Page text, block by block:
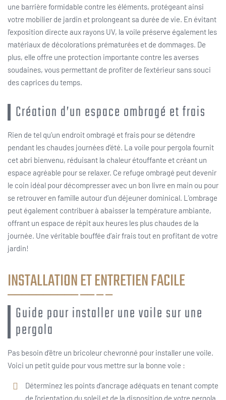
une barrière formidable contre les éléments, protégeant ainsi
votre mobilier de jardin et prolongeant sa durée de vie. En évitant
l’exposition directe aux rayons UV, la voile préserve également les
matériaux de décolorations prématurées et de dommages. De
plus, elle offre une protection importante contre les averses
soudaines, vous permettant de profiter de l’extérieur sans souci
des caprices du temps.
Création d’un espace ombragé et frais
Rien de tel qu’un endroit ombragé et frais pour se détendre
pendant les chaudes journées d’été. La voile pour pergola fournit
cet abri bienvenu, réduisant la chaleur étouffante et créant un
espace agréable pour se relaxer. Ce refuge ombragé peut devenir
le coin idéal pour décompresser avec un bon livre en main ou pour
se retrouver en famille autour d’un déjeuner dominical. L’ombrage
peut également contribuer à abaisser la température ambiante,
offrant un espace de répit aux heures les plus chaudes de la
journée. Une véritable bouffée d’air frais tout en profitant de votre
jardin!
INSTALLATION ET ENTRETIEN FACILE
Guide pour installer une voile sur une
pergola
Pas besoin d’être un bricoleur chevronné pour installer une voile.
Voici un petit guide pour vous mettre sur la bonne voie :
Déterminez les points d’ancrage adéquats en tenant compte
de l’orientation du soleil et de la disposition de votre pergola.